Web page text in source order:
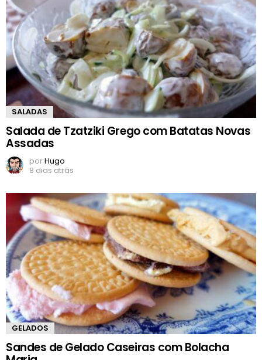
SALADAS
Salada de Tzatziki Grego com Batatas Novas
Assadas
porHugo
8 dias atrás
GELADOS
Sandes de Gelado Caseiras com Bolacha